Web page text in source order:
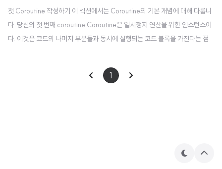
첫 Coroutine 작성하기 이 섹션에서는 Coroutine의 기본 개념에 대해 다룹니
다. 당신의 첫 번째 coroutine Coroutine은 일시정지 연산을 위한 인스턴스이
다. 이것은 코드의 나머지 부분들과 동시에 실행되는 코드 블록을 가진다는 점
어 실행되지 않으며, 하나의 스레드에서 일시정지(suspend) 되었다가 다른 스
레드에서 재개(resume)될 수 있다. Coroutines는 경량 스레드로 생각될 수
1
테
상